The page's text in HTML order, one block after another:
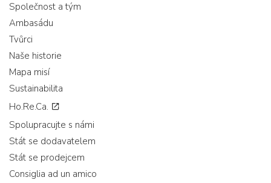
Společnost a tým
Ambasádu
Tvůrci
Naše historie
Mapa misí
Sustainabilita
Ho.Re.Ca.
Spolupracujte s námi
Stát se dodavatelem
Stát se prodejcem
Consiglia ad un amico